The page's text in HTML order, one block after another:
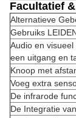
Facultatief
Alternatieve
Gebruiks
Audio en
een uitgang en
Knoop met
Voeg extra
De infrarode
De Integratie